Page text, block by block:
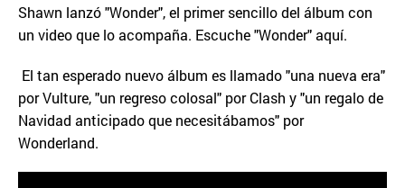
Shawn lanzó "Wonder", el primer sencillo del álbum con
un video que lo acompaña. Escuche "Wonder" aquí.
El tan esperado nuevo álbum es llamado "una nueva era"
por Vulture, "un regreso colosal" por Clash y "un regalo de
Navidad anticipado que necesitábamos" por
Wonderland.